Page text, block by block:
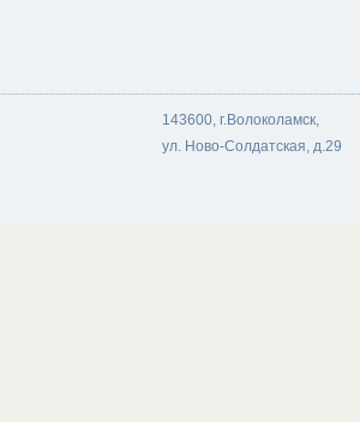
143600, г.Волоколамск,
ул. Ново-Солдатская, д.29